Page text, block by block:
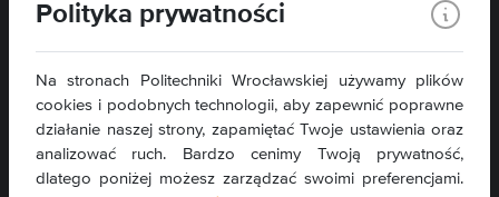
Wybrzeże Wyspiańskiego 27
50-370 Wrocław
Polityka prywatności
Na stronach Politechniki Wrocławskiej używamy plików
cookies i podobnych technologii, aby zapewnić poprawne
działanie naszej strony, zapamiętać Twoje ustawienia oraz
analizować ruch. Bardzo cenimy Twoją prywatność,
dlatego poniżej możesz zarządzać swoimi preferencjami.